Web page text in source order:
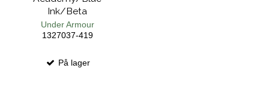
Ink/Beta
Under Armour
1327037-419
På lager